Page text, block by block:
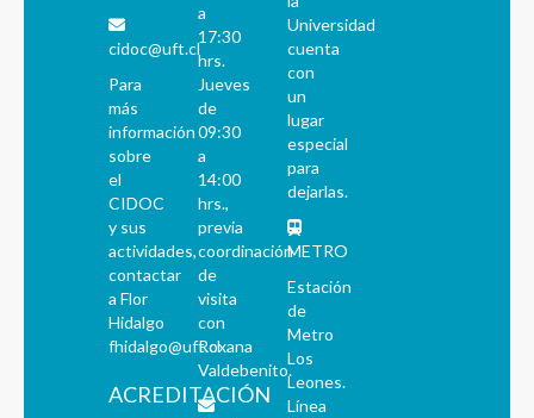
cidoc@uft.cl
Para
más
información
sobre
el
CIDOC
y sus
actividades,
contactar
a Flor
Hidalgo
fhidalgo@uft.cl
ACREDITACIÓN
a
17:30
hrs.
Jueves
de
09:30
a
14:00
hrs.,
previa
coordinación
de
visita
con
Roxana
Valdebenito.
Universidad
cuenta
con
un
lugar
especial
para
dejarlas.
METRO
Estación
de
Metro
Los
Leones.
Línea